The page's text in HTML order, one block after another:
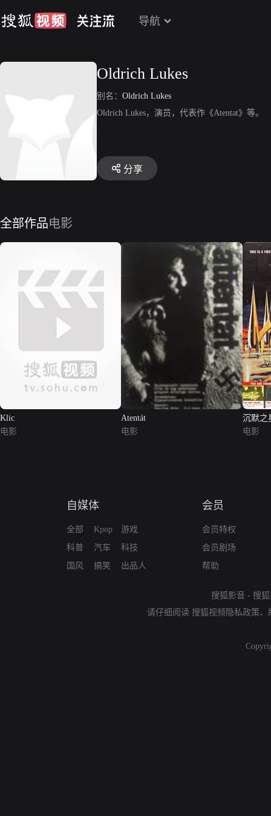
导航
Oldrich Lukes
别名： Oldrich Lukes
Oldrich Lukes，演员，代表作《Atentat》等。
分享
全部作品电影
Klic
电影
Atentát
电影
沉默之
电影
自媒体
全部
科普
国风
Kpop
汽车
搞笑
游戏
科技
出品人
会员
会员特权
会员剧场
帮助
搜狐影音 - 搜
请仔细阅读 搜狐视频隐私政策、